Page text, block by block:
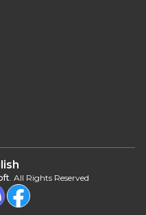
. All Rights Reserved